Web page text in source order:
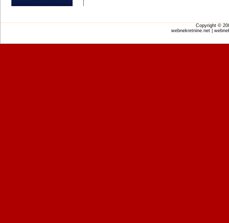
Copyright ©
webnekretnine.net |